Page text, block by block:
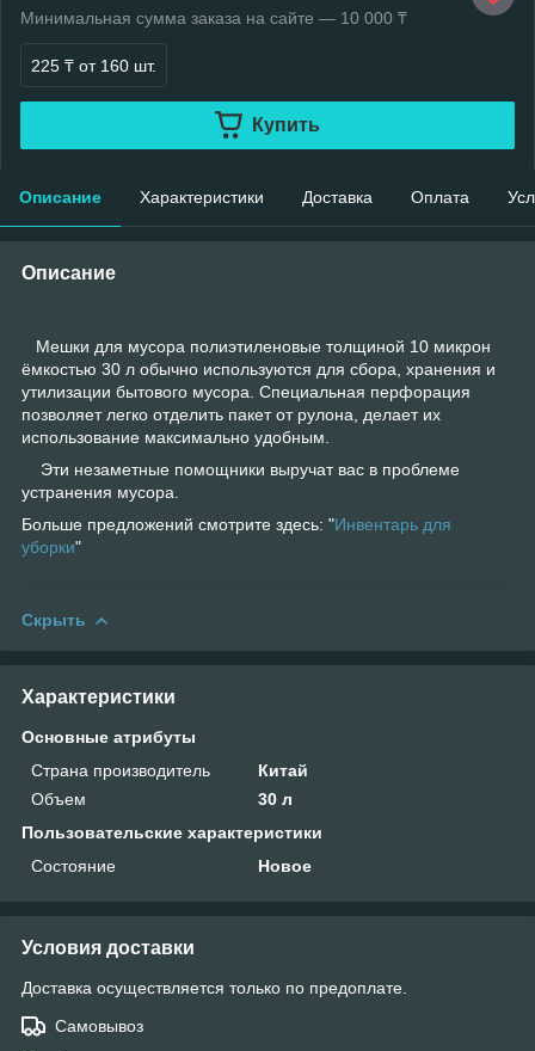
Минимальная сумма заказа на сайте — 10 000 ₸
225 ₸ от 160 шт.
Купить
Описание Характеристики Доставка Оплата
Описание
Мешки для мусора полиэтиленовые толщиной 10 микрон
ёмкостью 30 л обычно используются для сбора, хранения и
утилизации бытового мусора. Специальная перфорация
позволяет легко отделить пакет от рулона, делает их
использование максимально удобным.
Эти незаметные помощники выручат вас в проблеме
устранения мусора.
Больше предложений смотрите здесь: "Инвентарь для
уборки"
Скрыть
Характеристики
Основные атрибуты
Страна производитель
Китай
Объем
30 л
Пользовательские характеристики
Состояние
Новое
Условия доставки
Доставка осуществляется только по предоплате.
Самовывоз